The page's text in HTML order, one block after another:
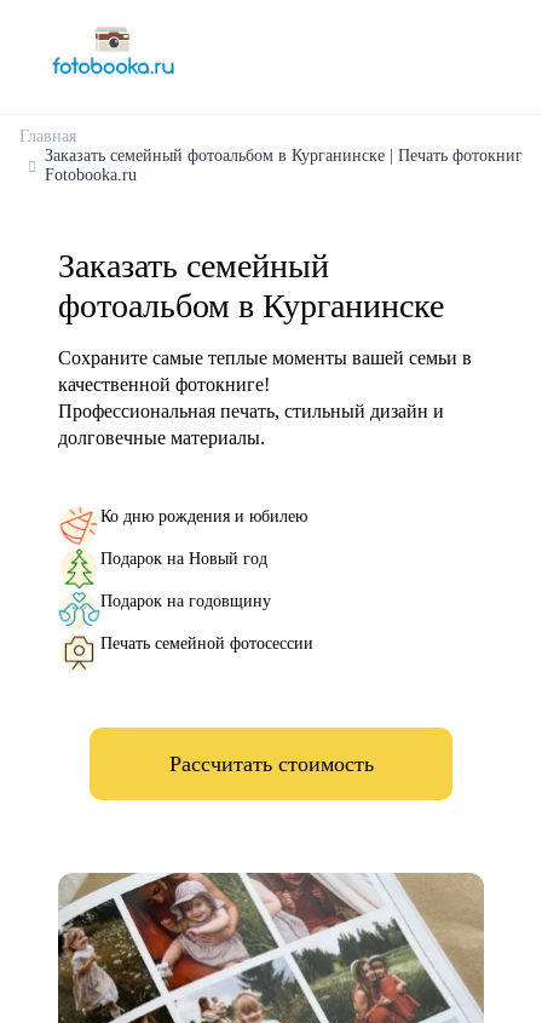
Главная
Заказать семейный фотоальбом в Курганинске | Печать фотокниг
Fotobooka.ru
Заказать семейный
фотоальбом в Курганинске
Сохраните самые теплые моменты вашей семьи в
качественной фотокниге!
Профессиональная печать, стильный дизайн и
долговечные материалы.
Ко дню рождения и юбилею
Подарок на Новый год
Подарок на годовщину
Печать семейной фотосессии
Рассчитать стоимость